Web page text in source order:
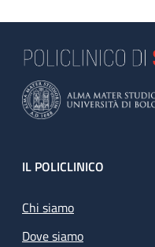
Footer
IL POLICLINICO
Chi siamo
Dove siamo